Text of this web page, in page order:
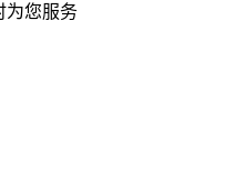
为您服务